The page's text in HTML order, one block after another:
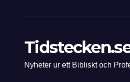
Nyheter ur ett Bibliskt och